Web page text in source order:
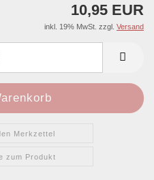
10,95 EUR
inkl. 19% MwSt. zzgl. Versand
Merkzettel
zum Produkt